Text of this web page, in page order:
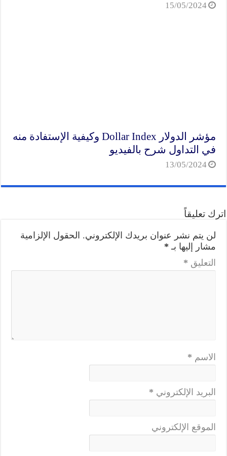
15/05/2024
مؤشر الدولار Dollar Index وكيفية الإستفادة منه
في التداول شرح بالفيديو
13/05/2024
اترك تعليقاً
لن يتم نشر عنوان بريدك الإلكتروني. الحقول الإلزامية
مشار إليها بـ *
التعليق *
الاسم *
البريد الإلكتروني *
الموقع الإلكتروني